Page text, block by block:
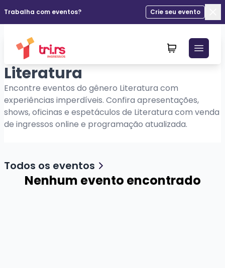
Trabalha com eventos?
Crie seu evento
Literatura
Encontre eventos do gênero Literatura com
experiências imperdíveis. Confira apresentações,
shows, oficinas e espetáculos de Literatura com venda
de ingressos online e programação atualizada.
Todos os eventos
Nenhum evento encontrado